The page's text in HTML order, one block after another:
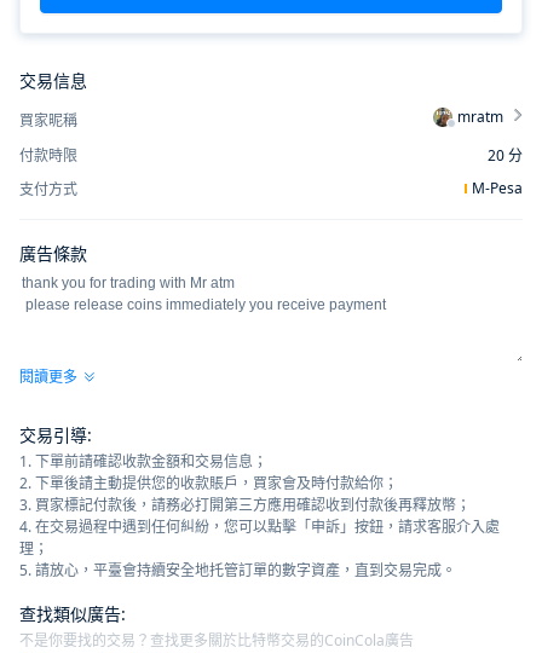
交易信息
買家昵稱
mratm
付款時限
20分
支付方式
M-Pesa
廣告條款
閱讀更多
交易引導:
1. 下單前請確認收款金額和交易信息；
2. 下單後請主動提供您的收款賬戶，買家會及時付款給你；
3. 買家標記付款後，請務必打開第三方應用確認收到付款後再釋放幣；
4. 在交易過程中遇到任何糾紛，您可以點擊「申訴」按鈕，請求客服介入處
理；
5. 請放心，平臺會持續安全地托管訂單的數字資產，直到交易完成。
查找類似廣告:
不是你要找的交易？查找更多關於比特幣交易的CoinCola廣告